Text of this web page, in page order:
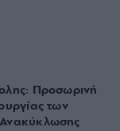
Προσωρινή
των